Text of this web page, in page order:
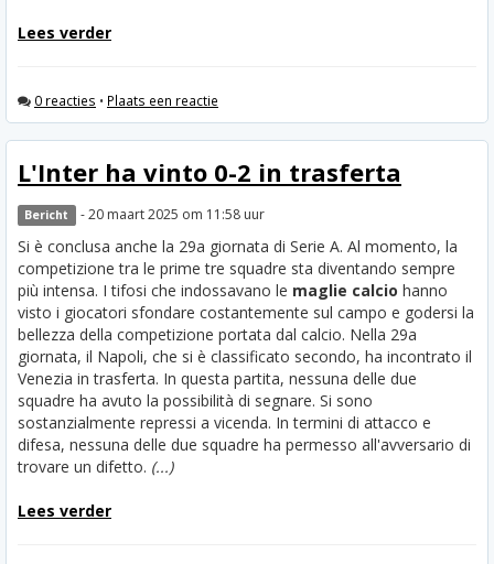
Lees verder
0 reacties • Plaats een reactie
L'Inter ha vinto 0-2 in trasferta
Bericht - 20 maart 2025 om 11:58 uur
Si è conclusa anche la 29a giornata di Serie A. Al momento, la
competizione tra le prime tre squadre sta diventando sempre
più intensa. I tifosi che indossavano le maglie calcio hanno
visto i giocatori sfondare costantemente sul campo e godersi la
bellezza della competizione portata dal calcio. Nella 29a
giornata, il Napoli, che si è classificato secondo, ha incontrato il
Venezia in trasferta. In questa partita, nessuna delle due
squadre ha avuto la possibilità di segnare. Si sono
sostanzialmente repressi a vicenda. In termini di attacco e
difesa, nessuna delle due squadre ha permesso all'avversario di
trovare un difetto. (...)
Lees verder